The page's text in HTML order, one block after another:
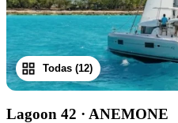
Todas (12)
Lagoon 42 · ANEMONE